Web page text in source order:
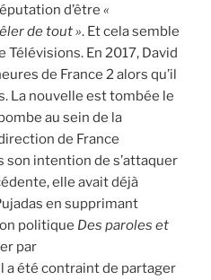
d’être «
de tout ». Et cela semble
En 2017, David
de France 2 alors qu’il
La nouvelle est tombée le
au sein de la
de France
son intention de s’attaquer
elle avait déjà
en supprimant
politique Des paroles et
par
a été contraint de partager